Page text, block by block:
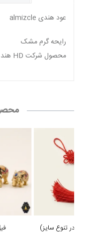
عود هندی almizcle
رایحه گرم مشک
محصول شرکت HD هند
(در تنوع سایز)